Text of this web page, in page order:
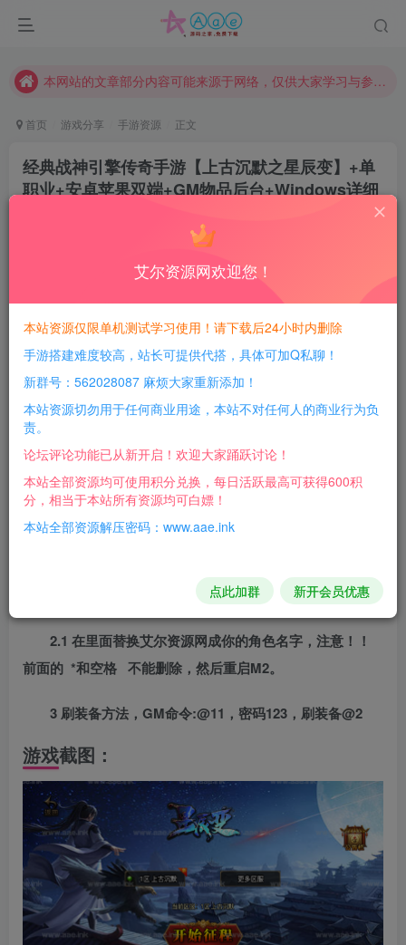
请勿相信任何评论区广告！以免上当受骗！
本站评论功能已从新开启！欢迎大家踊跃讨论！（用户每日活跃可得积分数量增加至600，加速获得更多免费资源！）
现在赞助会员享受专属折扣，详情点击此条公告。
首页 游戏分享 手游资源 正文
经典战神引擎传奇手游【上古沉默之星辰变】+单
职业+安卓苹果双端+GM物品后台+Windows详细
200
每日活跃最高可获得600积分！所有资源可以使用
积分免费兑换！
游戏介绍：
攻击速度移动速度在GGService 点击左上角设置
最新4K团出来的版本，功能非常多，一些功能可能需要
正版眼神支持，具体自测！！
D:\mud2.0\Mir200\Envir\AdminList.txt
2.1 在里面替换艾尔资源网成你的角色名字，注意！！
前面的 *和空格 不能删除，然后重启M2。
3 刷装备方法，GM命令:@11，密码123，刷装备@2
游戏截图：
艾尔资源网欢迎您！
本站资源仅限单机测试学习使用！请下载后24小时内删除
手游搭建难度较高，站长可提供代搭，具体可加Q私聊！
新群号：562028087 麻烦大家重新添加！
本站资源切勿用于任何商业用途，本站不对任何人的商业行为负
责。
论坛评论功能已从新开启！欢迎大家踊跃讨论！
本站全部资源均可使用积分兑换，每日活跃最高可获得600积
分，相当于本站所有资源均可白嫖！
本站全部资源解压密码：www.aae.ink
点此加群 新开会员优惠